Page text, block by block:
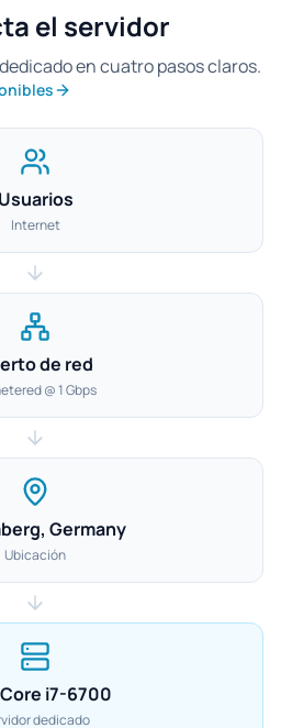
el servidor
en cuatro pasos claros.
Usuarios
Internet
de red
@ 1 Gbps
Germany
Ubicación
i7-6700
dedicado